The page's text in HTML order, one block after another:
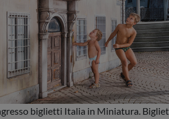
biglietti Italia in Miniatura.